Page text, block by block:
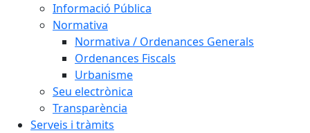
Informació Pública
Normativa
Normativa / Ordenances Generals
Ordenances Fiscals
Urbanisme
Seu electrònica
Transparència
Serveis i tràmits